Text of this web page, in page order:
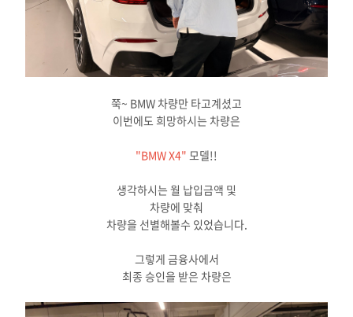
쭉~ BMW 차량만 타고계셨고
이번에도 희망하시는 차량은
"BMW X4"​ 모델!!
생각하시는 월 납입금액 및
차량에 맞춰
차량을 선별해볼수 있었습니다.
그렇게 금융사에서
최종 승인을 받은 차량은